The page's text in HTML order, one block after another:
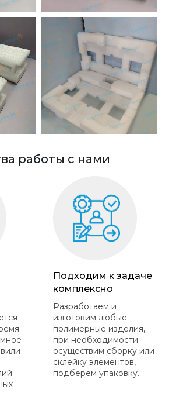
работы с нами
Подходим к задаче
комплексно
Разработаем и
изготовим любые
полимерные изделия,
при необходимости
осуществим сборку или
склейку элементов,
подберем упаковку.